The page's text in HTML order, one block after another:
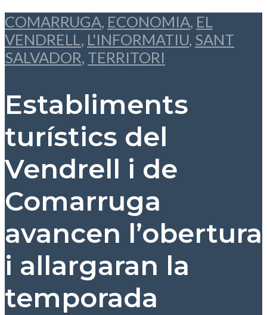
COMARRUGA, ECONOMIA, EL
VENDRELL , L'INFORMATIU, SANT
SALVADOR, TERRITORI
Establiments
turístics del
Vendrell i de
Comarruga
avancen l’obertura
i allargaran la
temporada